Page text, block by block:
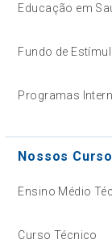
Educação em
Fundo de
Programas
Nossos
Ensino Médio
Curso Técnico